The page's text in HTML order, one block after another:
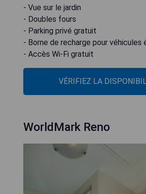
- Vue sur le jardin
- Doubles fours
- Parking privé gratuit
- Borne de recharge pour véhicules
- Accès Wi-Fi gratuit
VÉRIFIEZ LA
WorldMark Reno